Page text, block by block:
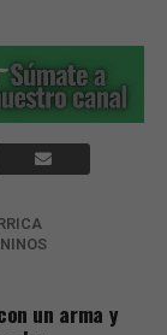
un arma y